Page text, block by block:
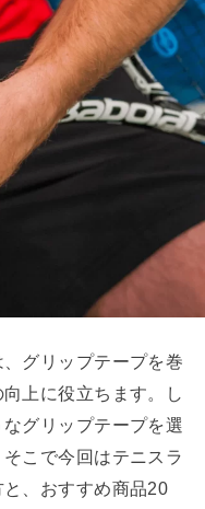
グリップテープを巻
上に役立ちます。し
グリップテープを選
こで今回はテニスラ
、おすすめ商品20